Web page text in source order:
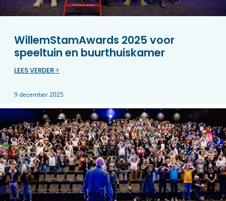
WillemStamAwards 2025 voor
speeltuin en buurthuiskamer
LEES VERDER >
9 december 2025